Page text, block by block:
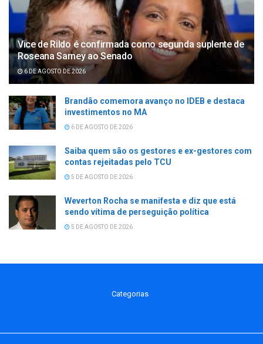
Vice de Rildo é confirmada como segunda suplente de
Roseana Sarney ao Senado
6 DE AGOSTO DE 2026
Brandão comemora avanço no IDEB e destaca
investimentos no MA
6 DE AGOSTO DE 2026
Saiba quem são os gestores e ex-gestores com
contas rejeitadas pelo TCU
5 DE AGOSTO DE 2026
Weverton Rocha se manifesta e diz que está
sendo vítima de perseguição política
5 DE AGOSTO DE 2026
Categorias